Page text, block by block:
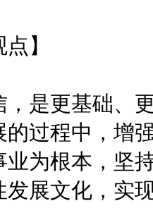
】
更基础、更
的过程中，增
业为根本，坚
发展文化，实